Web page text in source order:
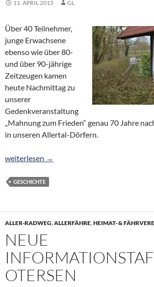
11. APRIL 2015 GL
Über 40 Teilnehmer,
junge Erwachsene
ebenso wie über 80-
und über 90-jährige
Zeitzeugen kamen
heute Nachmittag zu
unserer
Gedenkveranstaltung
„Mahnung zum Frieden“ genau 70 Jahre
in unseren Allertal-Dörfern.
„Kriege haben nur Verlierer – die Menschen“
weiterlesen →
GESCHICHTE
ALLER-RADWEG,ALLERFÄHRE,HEIMAT- &
NEUE
OTERSEN